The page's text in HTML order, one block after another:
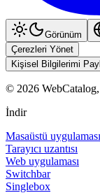
Görünüm
Çerezleri Yönet
Kişisel Bilgilerimi
© 2026
İndir
Masaüstü uygulaması
Tarayıcı uzantısı
Web uygulaması
Switchbar
Singlebox